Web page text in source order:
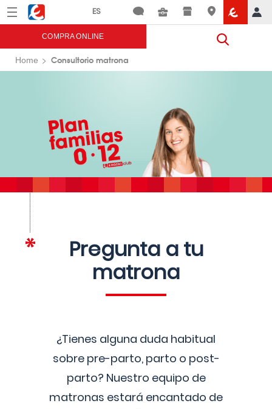
Menú Eroski
COMPRA ONLINE
Home Consultorio matrona
Pregunta a tu
matrona
¿Tienes alguna duda habitual
sobre pre-parto, parto o post-
parto? Nuestro equipo de
matronas estará encantado de